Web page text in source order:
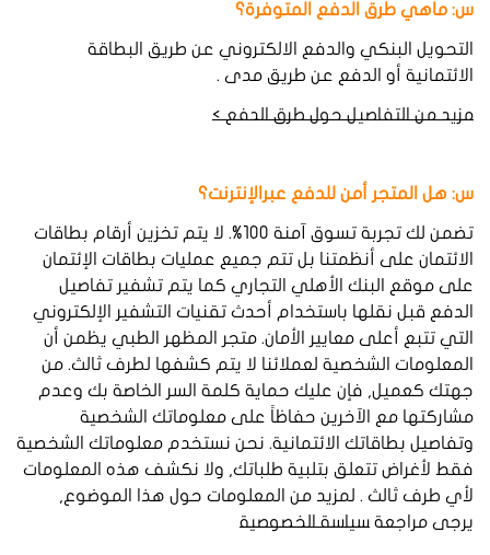
س: ماهي طرق الدفع المتوفرة؟
التحويل البنكي والدفع الالكتروني عن طريق البطاقة
الائتمانية أو الدفع عن طريق مدى .
مزيد من التفاصيل حول طرق الدفع >
س: هل المتجر أمن للدفع عبرالإنترنت؟
تضمن لك تجربة تسوق آمنة 100%. لا يتم تخزين أرقام بطاقات
الائتمان على أنظمتنا بل تتم جميع عمليات بطاقات الإئتمان
على موقع البنك الأهلي التجاري كما يتم تشفير تفاصيل
الدفع قبل نقلها باستخدام أحدث تقنيات التشفير الإلكتروني
التي تتبع أعلى معايير الأمان. متجر المظهر الطبي يظمن أن
المعلومات الشخصية لعملائنا لا يتم كشفها لطرف ثالث. من
جهتك كعميل, فإن عليك حماية كلمة السر الخاصة بك وعدم
مشاركتها مع الآخرين حفاظاً على معلوماتك الشخصية
وتفاصيل بطاقاتك الائتمانية. نحن نستخدم معلوماتك الشخصية
فقط لأغراض تتعلق بتلبية طلباتك, ولا نكشف هذه المعلومات
لأي طرف ثالث . لمزيد من المعلومات حول هذا الموضوع,
يرجى مراجعة سياسة الخصوصية